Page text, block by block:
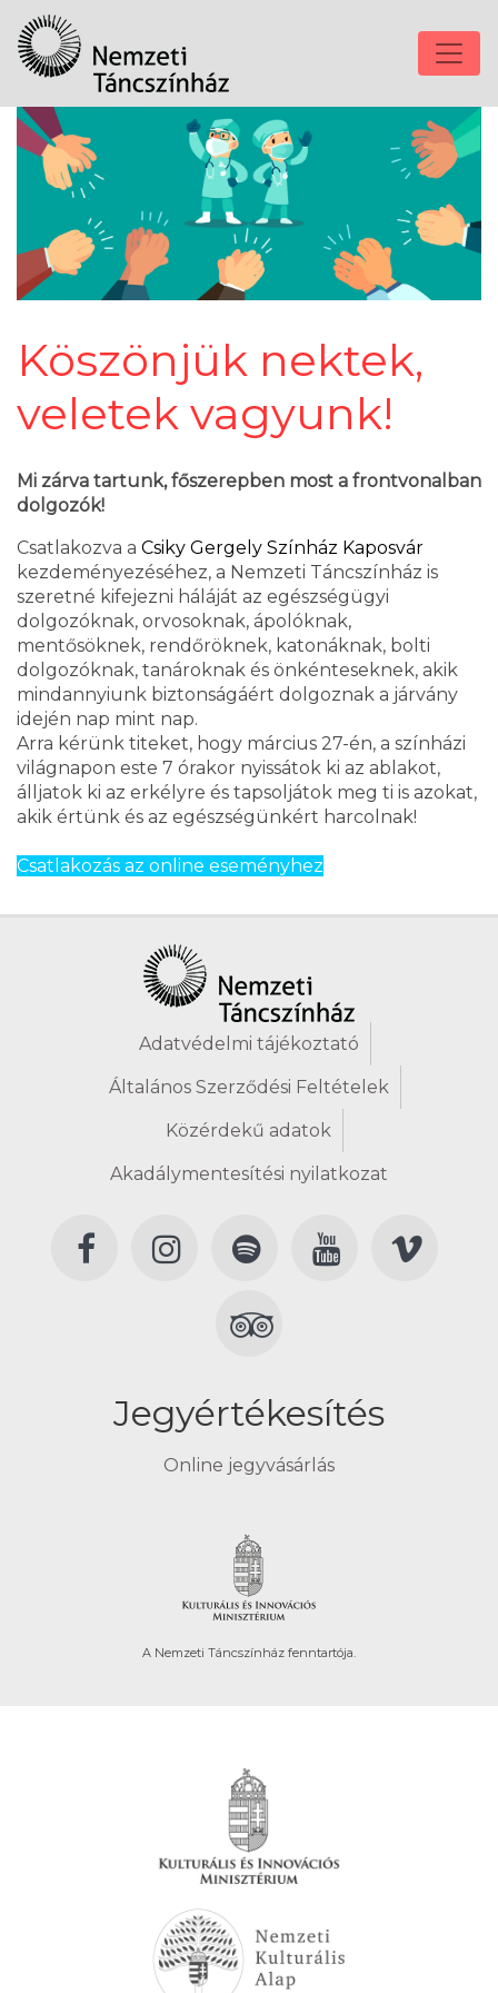
Köszönjük nektek,
veletek vagyunk!
Mi zárva tartunk, főszerepben most a frontvonalban
dolgozók!
Csatlakozva a Csiky Gergely Színház Kaposvár
kezdeményezéséhez, a Nemzeti Táncszínház is
szeretné kifejezni háláját az egészségügyi
dolgozóknak, orvosoknak, ápolóknak,
mentősöknek, rendőröknek, katonáknak, bolti
dolgozóknak, tanároknak és önkénteseknek, akik
mindannyiunk biztonságáért dolgoznak a járvány
idején nap mint nap.
Arra kérünk titeket, hogy március 27-én, a színházi
világnapon este 7 órakor nyissátok ki az ablakot,
álljatok ki az erkélyre és tapsoljátok meg ti is azokat,
akik értünk és az egészségünkért harcolnak!
Csatlakozás az online eseményhez
Adatvédelmi tájékoztató
Általános Szerződési Feltételek
Közérdekű adatok
Akadálymentesítési nyilatkozat
Jegyértékesítés
Online jegyvásárlás
A Nemzeti Táncszínház fenntartója.